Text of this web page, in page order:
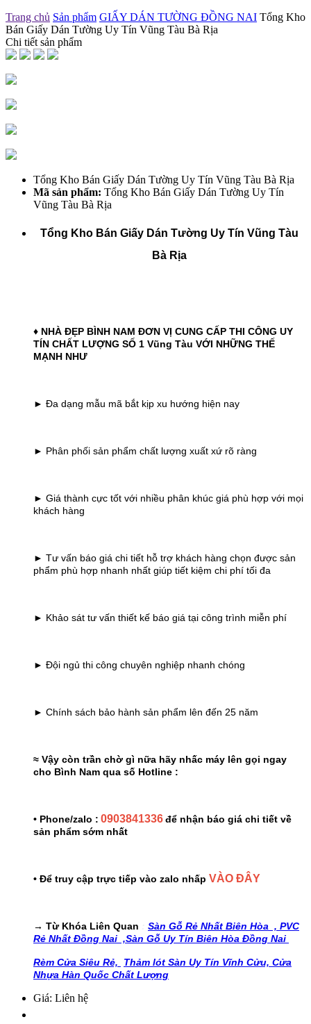
Trang chủ Sản phẩm GIẤY DÁN TƯỜNG ĐỒNG NAI Tổng Kho
Bán Giấy Dán Tường Uy Tín Vũng Tàu Bà Rịa
Chi tiết sản phẩm
Tổng Kho Bán Giấy Dán Tường Uy Tín Vũng Tàu Bà Rịa
Mã sản phẩm: Tổng Kho Bán Giấy Dán Tường Uy Tín
Vũng Tàu Bà Rịa
Tổng Kho Bán Giấy Dán Tường Uy Tín Vũng Tàu
Bà Rịa
♦ NHÀ ĐẸP BÌNH NAM ĐƠN VỊ CUNG CẤP THI CÔNG UY
TÍN CHẤT LƯỢNG SỐ 1 Vũng Tàu VỚI NHỮNG THẾ
MẠNH NHƯ
► Đa dạng mẫu mã bắt kịp xu hướng hiện nay
► Phân phối sản phẩm chất lượng xuất xứ rõ ràng
► Giá thành cực tốt với nhiều phân khúc giá phù hợp với mọi
khách hàng
► Tư vấn báo giá chi tiết hỗ trợ khách hàng chọn được sản
phẩm phù hợp nhanh nhất giúp tiết kiệm chi phí tối đa
► Khảo sát tư vấn thiết kế báo giá tại công trình miễn phí
► Đội ngủ thi công chuyên nghiệp nhanh chóng
► Chính sách bảo hành sản phẩm lên đến 25 năm
≈ Vậy còn trần chờ gì nữa hãy nhấc máy lên gọi ngay
cho Bình Nam qua số Hotline :
• Phone/zalo : 0903841336để nhận báo giá chi tiết về
sản phẩm sớm nhất
• Để truy cập trực tiếp vào zalo nhấp VÀO ĐÂY
→ Từ Khóa Liên Quan Sàn Gỗ Rẻ Nhất Biên Hòa , PVC
Rẻ Nhất Đồng Nai ,Sàn Gỗ Uy Tín Biên Hòa Đồng Nai
Rèm Cửa Siêu Rẻ, Thảm lót Sàn Uy Tín Vĩnh Cửu, Cửa
Nhựa Hàn Quốc Chất Lượng
Giá: Liên hệ